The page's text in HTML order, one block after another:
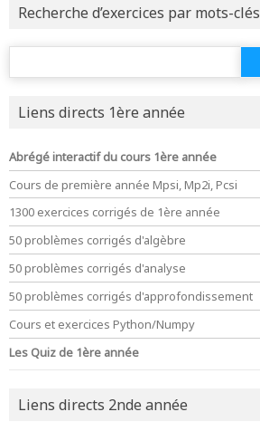
Recherche d’exercices par mots-clés
Rechercher :
Liens directs 1ère année
Abrégé interactif du cours 1ère année
Cours de première année Mpsi, Mp2i, Pcsi
1300 exercices corrigés de 1ère année
50 problèmes corrigés d'algèbre
50 problèmes corrigés d'analyse
50 problèmes corrigés d'approfondissement
Cours et exercices Python/Numpy
Les Quiz de 1ère année
Liens directs 2nde année